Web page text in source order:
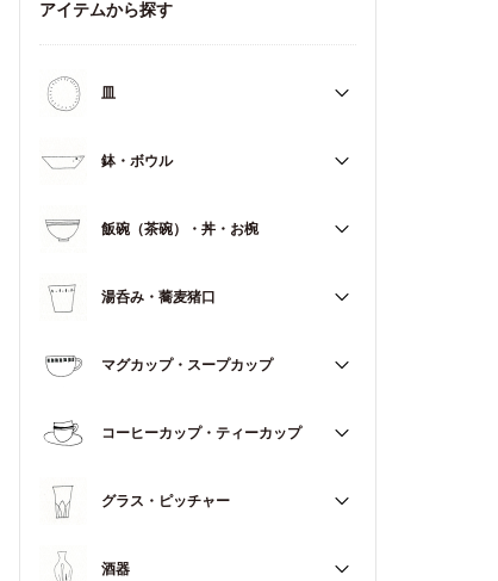
アイテムから探す
皿
すべて
取皿・中皿（15～20cm）
鉢・ボウル
すべて
中鉢（13～17cm）
飯碗（茶碗）・丼・お椀
すべて
丼（どんぶり）
湯呑み・蕎麦猪口
蕎麦猪口（そばちょこ）
マグカップ・スープカップ
スープカップ
コーヒーカップ・ティーカップ
グラス・ピッチャー
すべて
酒器